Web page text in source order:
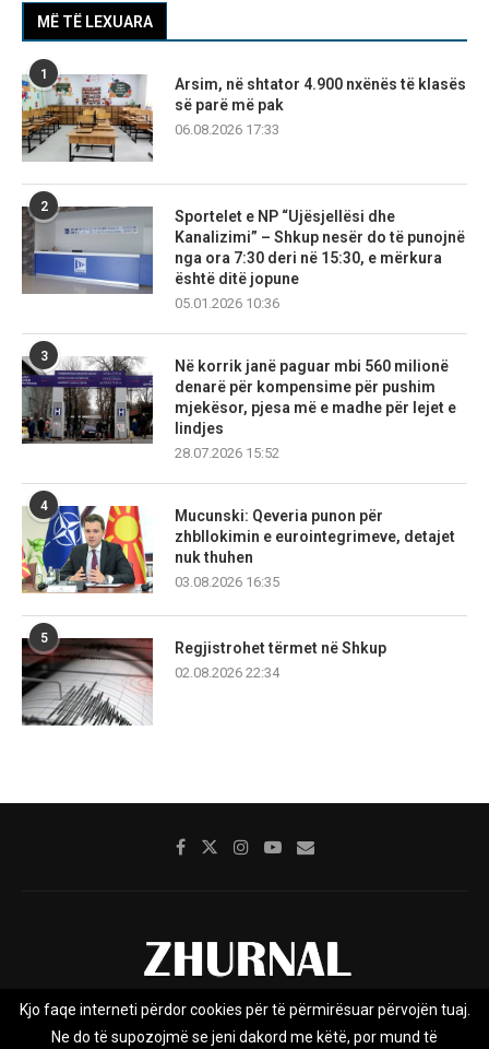
MË TË LEXUARA
1
Arsim, në shtator 4.900 nxënës të klasës
së parë më pak
06.08.2026 17:33
2
Sportelet e NP “Ujësjellësi dhe
Kanalizimi” – Shkup nesër do të punojnë
nga ora 7:30 deri në 15:30, e mërkura
është ditë jopune
05.01.2026 10:36
3
Në korrik janë paguar mbi 560 milionë
denarë për kompensime për pushim
mjekësor, pjesa më e madhe për lejet e
lindjes
28.07.2026 15:52
4
Mucunski: Qeveria punon për
zhbllokimin e eurointegrimeve, detajet
nuk thuhen
03.08.2026 16:35
5
Regjistrohet tërmet në Shkup
02.08.2026 22:34
Rreth nesh Impresumi Marketing
Kjo faqe interneti përdor cookies për të përmirësuar përvojën tuaj.
Ne do të supozojmë se jeni dakord me këtë, por mund të